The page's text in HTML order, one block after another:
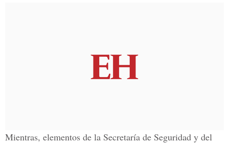
Mientras, elementos de la Secretaría de Seguridad y del